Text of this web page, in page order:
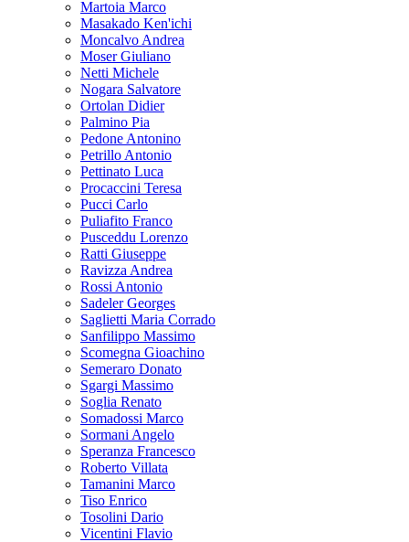
Martoia Marco
Masakado Ken'ichi
Moncalvo Andrea
Moser Giuliano
Netti Michele
Nogara Salvatore
Ortolan Didier
Palmino Pia
Pedone Antonino
Petrillo Antonio
Pettinato Luca
Procaccini Teresa
Pucci Carlo
Puliafito Franco
Pusceddu Lorenzo
Ratti Giuseppe
Ravizza Andrea
Rossi Antonio
Sadeler Georges
Saglietti Maria Corrado
Sanfilippo Massimo
Scomegna Gioachino
Semeraro Donato
Sgargi Massimo
Soglia Renato
Somadossi Marco
Sormani Angelo
Speranza Francesco
Roberto Villata
Tamanini Marco
Tiso Enrico
Tosolini Dario
Vicentini Flavio